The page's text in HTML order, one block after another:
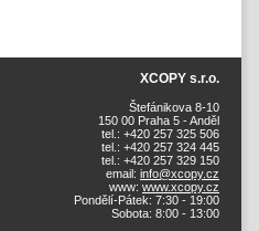
XCOPY s.r.o.
Štefánikova 8-10
150 00 Praha 5 - Anděl
tel.: +420 257 325 506
tel.: +420 257 324 445
tel.: +420 257 329 150
email: info@xcopy.cz
www: www.xcopy.cz
Pondělí-Pátek: 7:30 - 19:00
Sobota: 8:00 - 13:00